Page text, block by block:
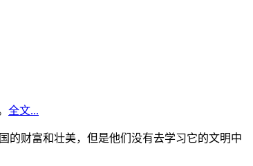
全文...
的财富和壮美，但是他们没有去学习它的文明中